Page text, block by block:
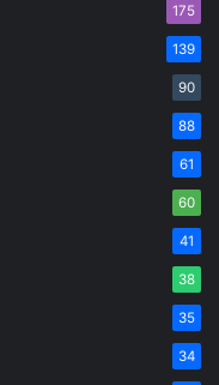
175
139
90
88
61
60
41
38
35
34